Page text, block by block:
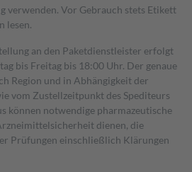
verwenden. Vor Gebrauch stets Etikett
lesen.
an den Paketdienstleister erfolgt
bis Freitag bis 18:00 Uhr. Der genaue
Region und in Abhängigkeit der
vom Zustellzeitpunkt des Spediteurs
können notwendige pharmazeutische
dienen, die
Prüfungen einschließlich Klärungen